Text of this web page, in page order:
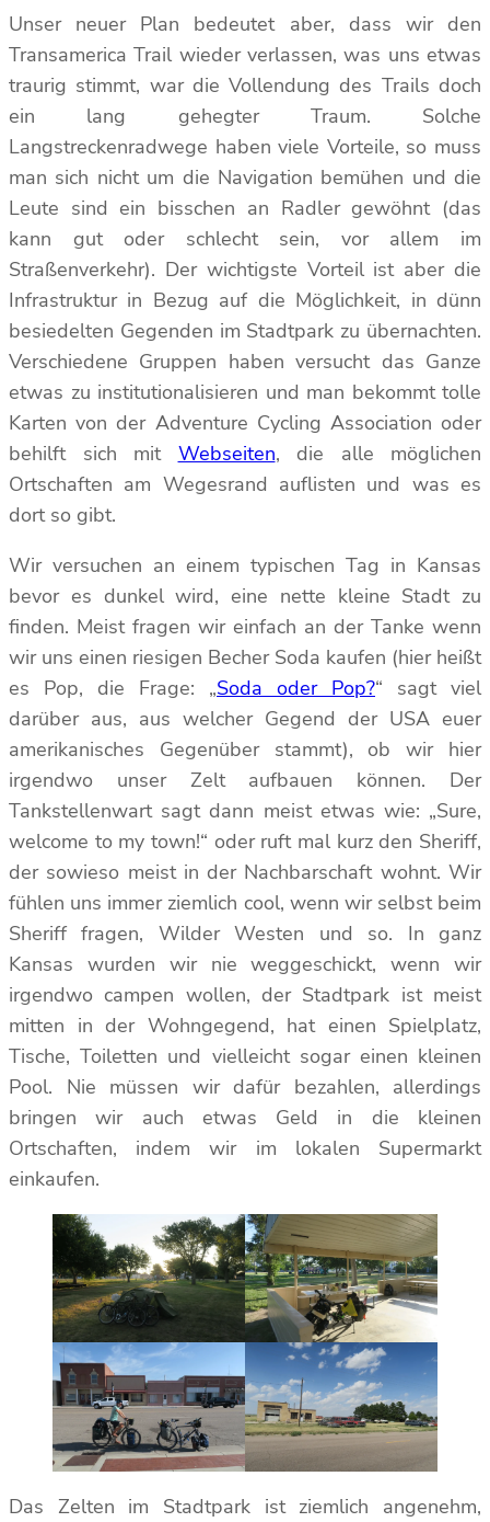
Unser neuer Plan bedeutet aber, dass wir den
Transamerica Trail wieder verlassen, was uns etwas
traurig stimmt, war die Vollendung des Trails doch
ein lang gehegter Traum. Solche
Langstreckenradwege haben viele Vorteile, so muss
man sich nicht um die Navigation bemühen und die
Leute sind ein bisschen an Radler gewöhnt (das
kann gut oder schlecht sein, vor allem im
Straßenverkehr). Der wichtigste Vorteil ist aber die
Infrastruktur in Bezug auf die Möglichkeit, in dünn
besiedelten Gegenden im Stadtpark zu übernachten.
Verschiedene Gruppen haben versucht das Ganze
etwas zu institutionalisieren und man bekommt tolle
Karten von der Adventure Cycling Association oder
behilft sich mit Webseiten, die alle möglichen
Ortschaften am Wegesrand auflisten und was es
dort so gibt.
Wir versuchen an einem typischen Tag in Kansas
bevor es dunkel wird, eine nette kleine Stadt zu
finden. Meist fragen wir einfach an der Tanke wenn
wir uns einen riesigen Becher Soda kaufen (hier heißt
es Pop, die Frage: „Soda oder Pop?“ sagt viel
darüber aus, aus welcher Gegend der USA euer
amerikanisches Gegenüber stammt), ob wir hier
irgendwo unser Zelt aufbauen können. Der
Tankstellenwart sagt dann meist etwas wie: „Sure,
welcome to my town!“ oder ruft mal kurz den Sheriff,
der sowieso meist in der Nachbarschaft wohnt. Wir
fühlen uns immer ziemlich cool, wenn wir selbst beim
Sheriff fragen, Wilder Westen und so. In ganz
Kansas wurden wir nie weggeschickt, wenn wir
irgendwo campen wollen, der Stadtpark ist meist
mitten in der Wohngegend, hat einen Spielplatz,
Tische, Toiletten und vielleicht sogar einen kleinen
Pool. Nie müssen wir dafür bezahlen, allerdings
bringen wir auch etwas Geld in die kleinen
Ortschaften, indem wir im lokalen Supermarkt
einkaufen.
Das Zelten im Stadtpark ist ziemlich angenehm,